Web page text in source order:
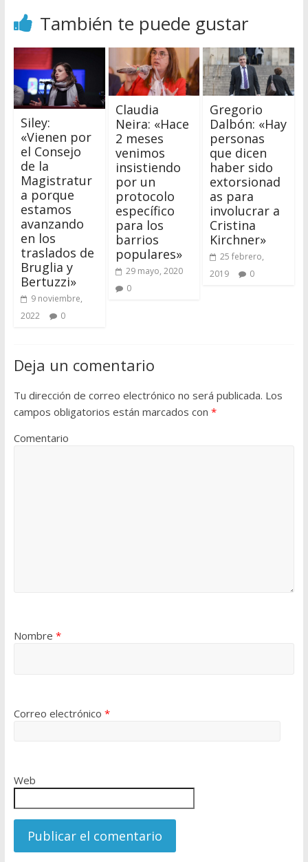
También te puede gustar
Siley:
«Vienen por
el Consejo
de la
Magistratur
a porque
estamos
avanzando
en los
traslados de
Bruglia y
Bertuzzi»
9 noviembre,
2022
0
Claudia
Neira: «Hace
2 meses
venimos
insistiendo
por un
protocolo
específico
para los
barrios
populares»
29 mayo, 2020
0
Gregorio
Dalbón: «Hay
personas
que dicen
haber sido
extorsionad
as para
involucrar a
Cristina
Kirchner»
25 febrero,
2019
0
Deja un comentario
Tu dirección de correo electrónico no será publicada. Los
campos obligatorios están marcados con *
Comentario
Nombre *
Correo electrónico *
Web